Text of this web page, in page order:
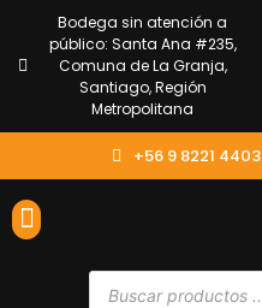
Bodega sin atención a
público: Santa Ana #235,
Comuna de La Granja,
Santiago, Región
Metropolitana
+56 9 8221 4403